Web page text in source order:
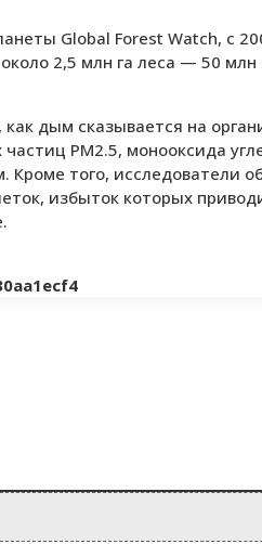
Global Forest Watch, с
2,5 млн га леса — 50
дым сказывается на
PM2.5, монооксида
того, исследователи
избыток которых